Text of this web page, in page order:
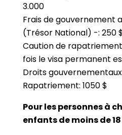
3.000
Frais de gouvernement
(Trésor National) -: 250 $
Caution de
fois le visa permanent
Droits
Rapatriement: 1050 $
Pour les personnes à
enfants de moins de